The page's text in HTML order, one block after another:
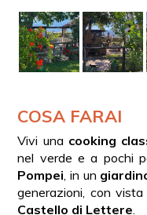
COSA FARAI
Vivi una cooking
nel verde e a pochi
Pompei , in un
generazioni, con
Castello di Lettere